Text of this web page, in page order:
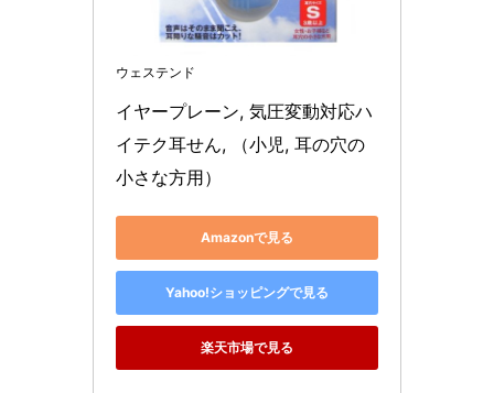
ウェステンド
イヤープレーン, 気圧変動対応ハ
イテク耳せん, （小児, 耳の穴の
小さな方用）
Amazonで見る
Yahoo!ショッピングで見る
楽天市場で見る